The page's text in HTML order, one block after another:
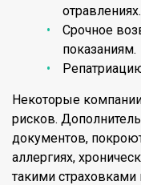
отравлениях.
Срочное
показаниям.
Некоторые
рисков.
документов,
аллергиях,
такими